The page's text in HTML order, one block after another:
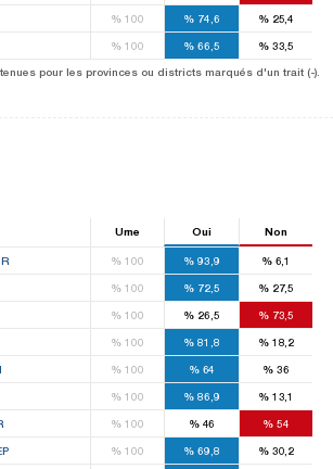
% 100 % 74,6 %25,4
% 100 % 66,5 %33,5
pour les provinces ou districts marqués d'un trait (-).
Urne Oui Non
% 100 % 93,9 %6,1
% 100 % 72,5 %27,5
% 100 % 26,5 %73,5
% 100 % 81,8 %18,2
% 100 %64 % 36
% 100 % 86,9 %13,1
% 100 %46 % 54
% 100 % 69,8 %30,2